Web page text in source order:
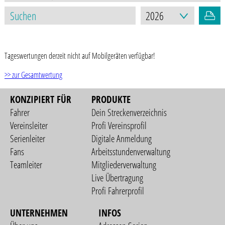
Tageswertungen derzeit nicht auf Mobilgeräten verfügbar!
>> zur Gesamtwertung
KONZIPIERT FÜR
Fahrer
Vereinsleiter
Serienleiter
Fans
Teamleiter
PRODUKTE
Dein Streckenverzeichnis
Profi Vereinsprofil
Digitale Anmeldung
Arbeitsstundenverwaltung
Mitgliederverwaltung
Live Übertragung
Profi Fahrerprofil
UNTERNEHMEN
INFOS